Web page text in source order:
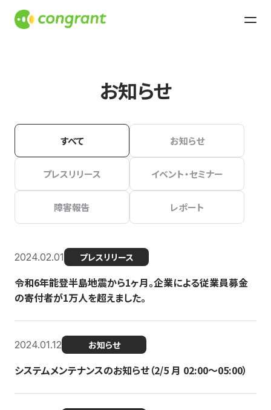
お知らせ
すべて お知らせ
プレスリリース イベント・セミナー
障害報告 レポート
2024.02.01 プレスリリース
令和6年能登半島地震から1ヶ月。企業による従業員募金
の寄付者が1万人を超えました。
2024.01.12 お知らせ
システムメンテナンスのお知らせ（2/5 月 02:00〜05:00）